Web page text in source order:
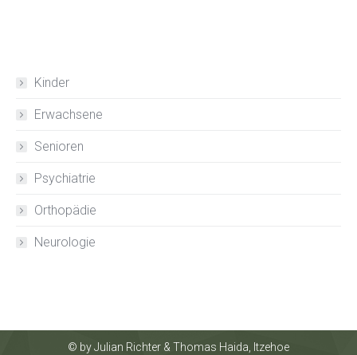
Kinder
Erwachsene
Senioren
Psychiatrie
Orthopädie
Neurologie
© by Julian Richter & Thomas Haida, Itzehoe